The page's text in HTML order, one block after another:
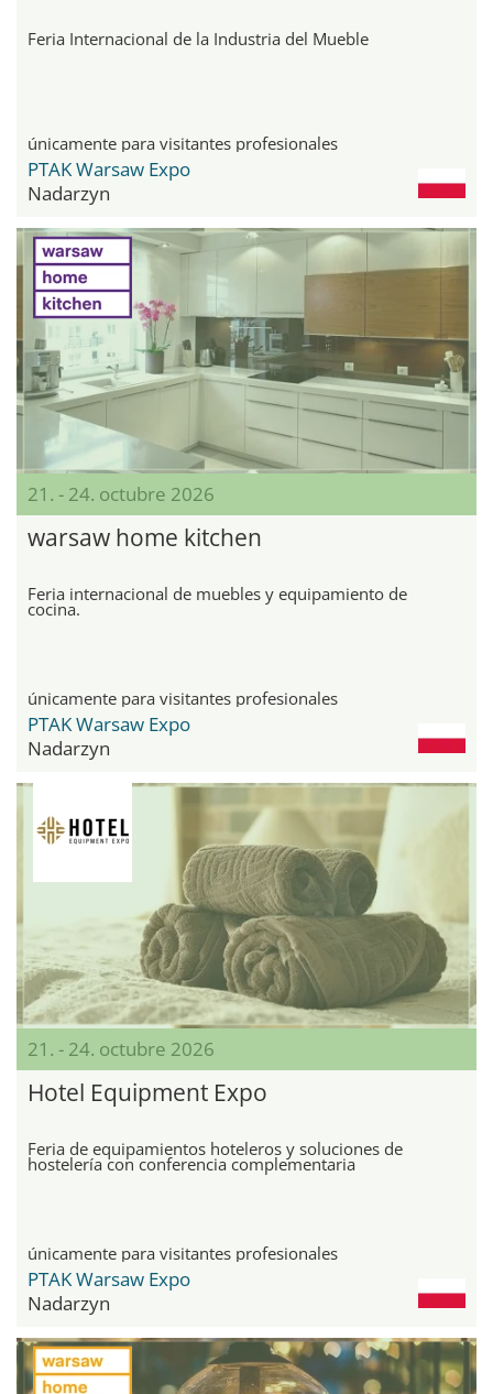
Feria Internacional de la Industria del Mueble
únicamente para visitantes profesionales
PTAK Warsaw Expo
Nadarzyn
21. - 24. octubre 2026
warsaw home kitchen
Feria internacional de muebles y equipamiento de
cocina.
únicamente para visitantes profesionales
PTAK Warsaw Expo
Nadarzyn
21. - 24. octubre 2026
Hotel Equipment Expo
Feria de equipamientos hoteleros y soluciones de
hostelería con conferencia complementaria
únicamente para visitantes profesionales
PTAK Warsaw Expo
Nadarzyn